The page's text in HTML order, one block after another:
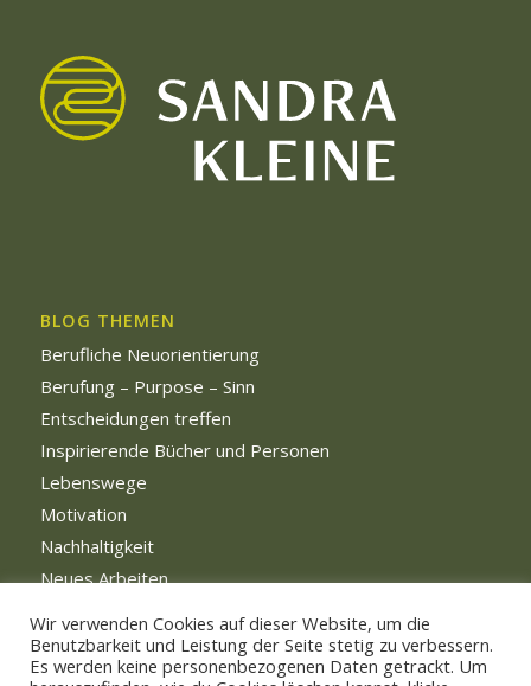
BLOG THEMEN
Berufliche Neuorientierung
Berufung – Purpose – Sinn
Entscheidungen treffen
Inspirierende Bücher und Personen
Lebenswege
Motivation
Nachhaltigkeit
Neues Arbeiten
Wir verwenden Cookies auf dieser Website, um die
Benutzbarkeit und Leistung der Seite stetig zu verbessern.
Es werden keine personenbezogenen Daten getrackt. Um